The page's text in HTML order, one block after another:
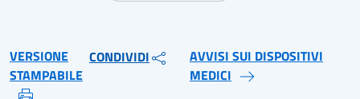
VERSIONE
STAMPABILE
CONDIVIDI
AVVISI SUI DISPOSITIVI
MEDICI